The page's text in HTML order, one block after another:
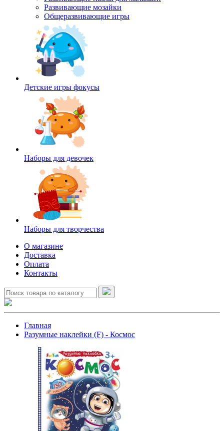
Развивающие мозайки
Общеразвивающие игры
Детские игры фокусы
Наборы для девочек
Наборы для творчества
О магазине
Доставка
Оплата
Контакты
Главная
Разумные наклейки (F) - Космос